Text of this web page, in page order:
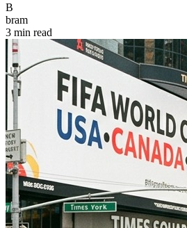
B
bram
3 min read